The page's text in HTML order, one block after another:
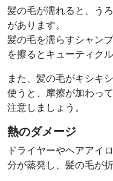
髪の毛が濡れると、う
があります。
髪の毛を濡らすシャン
を擦るとキューティク
また、髪の毛がキシキ
使うと、摩擦が加わっ
注意しましょう。
熱のダメージ
ドライヤーやヘアアイ
分が蒸発し、髪の毛が